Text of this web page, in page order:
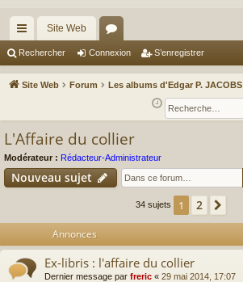
cc
ès
Site Web
or
u
Rechercher Connexion S’enregistrer
Site Web Forum Les albums d'Edgar P. JACOBS
L'Affaire du collier
Modérateur : Rédacteur-Administrateur
Nouveau sujet
34 sujets 1 2
Annonces
Ex-libris : l'affaire du collier
Dernier message par freric « 29 mai 2014, 17:07